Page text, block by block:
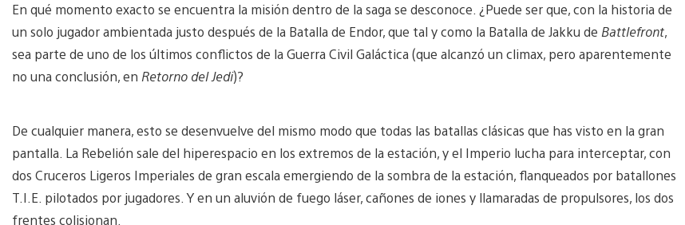
En qué momento exacto se encuentra la misión dentro de la saga se desconoce. ¿Puede ser que, con la historia de
un solo jugador ambientada justo después de la Batalla de Endor, que tal y como la Batalla de Jakku de Battlefront,
sea parte de uno de los últimos conflictos de la Guerra Civil Galáctica (que alcanzó un climax, pero aparentemente
no una conclusión, en Retorno del Jedi)?
De cualquier manera, esto se desenvuelve del mismo modo que todas las batallas clásicas que has visto en la gran
pantalla. La Rebelión sale del hiperespacio en los extremos de la estación, y el Imperio lucha para interceptar, con
dos Cruceros Ligeros Imperiales de gran escala emergiendo de la sombra de la estación, flanqueados por batallones
T.I.E. pilotados por jugadores. Y en un aluvión de fuego láser, cañones de iones y llamaradas de propulsores, los dos
frentes colisionan.